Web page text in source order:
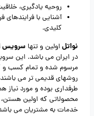
روحیه یادگیری،
آشنایی با
کلیدی.
نواتلاولین و تنها سرویس
در ایران می باشد. این
مرسوم شده و تمام کسب و
روشهای قدیمی تر می
طرفداری بوده و مورد
محصولاتی که اولین
خدمات به مشتریان می